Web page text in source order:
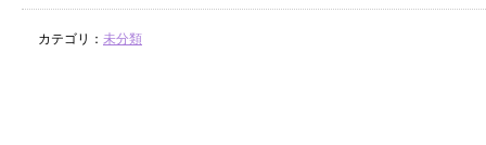
カテゴリ： 未分類